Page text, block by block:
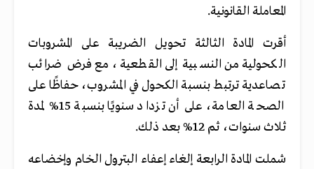
المعاملة القانونية.
أقرت المادة الثالثة تحويل الضريبة على المشروبات
الكحولية من النسبية إلى القطعية، مع فرض ضرائب
تصاعدية ترتبط بنسبة الكحول في المشروب، حفاظًا على
الصحة العامة، على أن تزداد سنويًا بنسبة 15% لمدة
ثلاث سنوات، ثم 12% بعد ذلك.
شملت المادة الرابعة إلغاء إعفاء البترول الخام وإخضاعه